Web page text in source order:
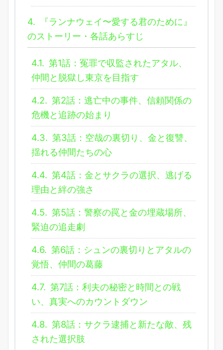
4.
『ランナウェイ〜愛する君のために』
のストーリー・各話あらすじ
4.1. 第1話：冤罪で収監されたアタル、
仲間と脱獄し東京を目指す
4.2. 第2話：逃亡中の事件、信頼関係の
危機と追跡の始まり
4.3. 第3話：空哉の裏切り、金と復讐、
揺れる仲間たちの心
4.4. 第4話：金とサクラの選択、逃げる
理由と絆の強さ
4.5. 第5話：警察の罠と金の埋蔵場所、
緊迫の追走劇
4.6. 第6話：シュンの裏切りとアタルの
覚悟、仲間の葛藤
4.7. 第7話：利夫の秘密と時間との戦
い、真実へのカウントダウン
4.8. 第8話：サクラ逮捕と新たな敵、残
された選択肢